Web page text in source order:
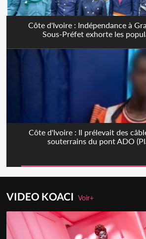
Côte d'Ivoire : Indépendance à
Sous-Préfet exhorte les
Côte d'Ivoire : Il prélevait des
souterrains du pont ADO
VIDEO KOACIVoir+